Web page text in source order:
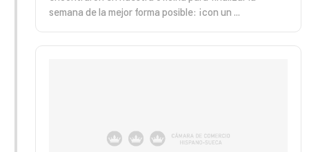
semana de la mejor forma posible: ¡con un ...